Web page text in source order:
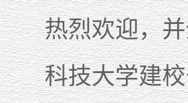
热烈欢迎，
科技大学建